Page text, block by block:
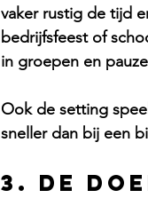
vaker rustig de tijd
bedrijfsfeest of
in groepen en
Ook de setting
sneller dan bij een
3. De